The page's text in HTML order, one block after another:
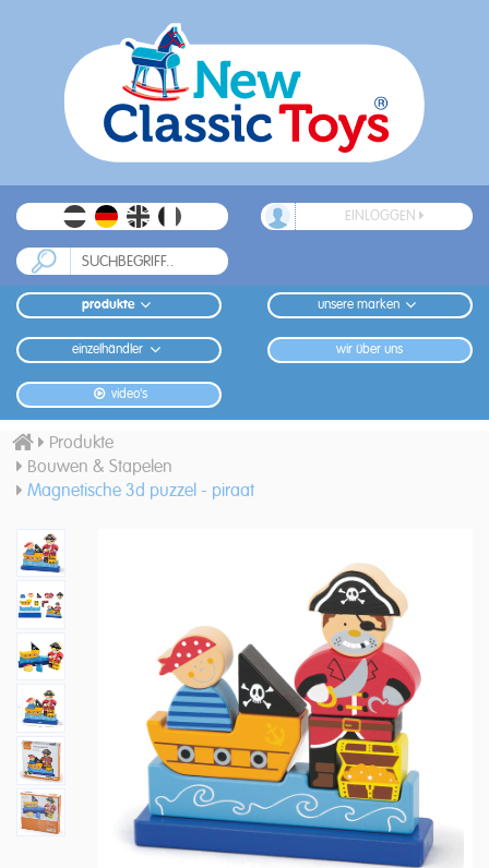
EINLOGGEN
produkte unsere marken
einzelhändler wir über uns
video's
Produkte
Bouwen & Stapelen
Magnetische 3d puzzel - piraat